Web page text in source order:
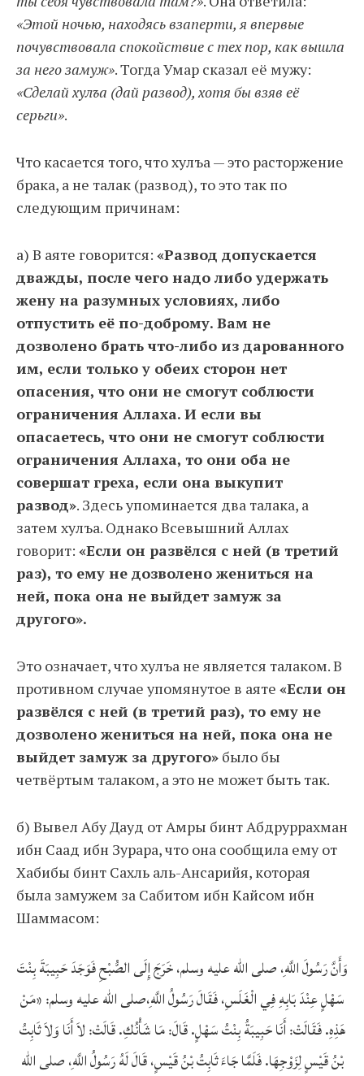
«Этой ночью, находясь взаперти, я впервые
почувствовала спокойствие с тех пор, как вышла
за него замуж». Тогда Умар сказал её мужу:
«Сделай хулъа (дай развод), хотя бы взяв её
серьги».
Что касается того, что хулъа — это расторжение
брака, а не талак (развод), то это так по
следующим причинам:
а) В аяте говорится: «Развод допускается
дважды, после чего надо либо удержать
жену на разумных условиях, либо
отпустить её по-доброму. Вам не
дозволено брать что-либо из дарованного
им, если только у обеих сторон нет
опасения, что они не смогут соблюсти
ограничения Аллаха. И если вы
опасаетесь, что они не смогут соблюсти
ограничения Аллаха, то они оба не
совершат греха, если она выкупит
развод». Здесь упоминается два талака, а
затем хулъа. Однако Всевышний Аллах
говорит: «Если он развёлся с ней (в третий
раз), то ему не дозволено жениться на
ней, пока она не выйдет замуж за
другого».
Это означает, что хулъа не является талаком. В
противном случае упомянутое в аяте «Если он
развёлся с ней (в третий раз), то ему не
дозволено жениться на ней, пока она не
выйдет замуж за другого» было бы
четвёртым талаком, а это не может быть так.
б) Вывел Абу Дауд от Амры бинт Абдруррахман
ибн Саад ибн Зурара, что она сообщила ему от
Хабибы бинт Сахль аль-Ансарийя, которая
была замужем за Сабитом ибн Кайсом ибн
Шаммасом:
وَأَنَّ رَسُولَ اللَّهِ، صلى الله عليه وسلم، خَرَجَ إِلَى الصُّبْحِ فَوَجَدَ حَبِيبَةَ بِنْتَ
سَهْلٍ عِنْدَ بَابِهِ فِي الْغَلَسِ، فَقَالَ رَسُولُ اللَّهِ،صلى الله عليه وسلم: «مَنْ
هَذِهِ. فَقَالَتْ: أَنَا حَبِيبَةُ بِنْتُ سَهْلٍ. قَالَ: مَا شَأْنُكِ. قَالَتْ: لاَ أَنَا وَلاَ ثَابِتُ
بْنُ قَيْسٍ لِزَوْجِهَا. فَلَمَّا جَاءَ ثَابِتُ بْنُ قَيْسٍ، قَالَ لَهُ رَسُولُ اللَّهِ، صلى الله